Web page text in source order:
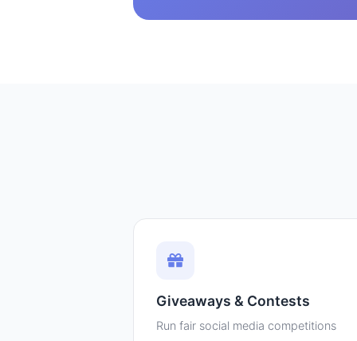
Giveaways & Contests
Run fair social media competitions